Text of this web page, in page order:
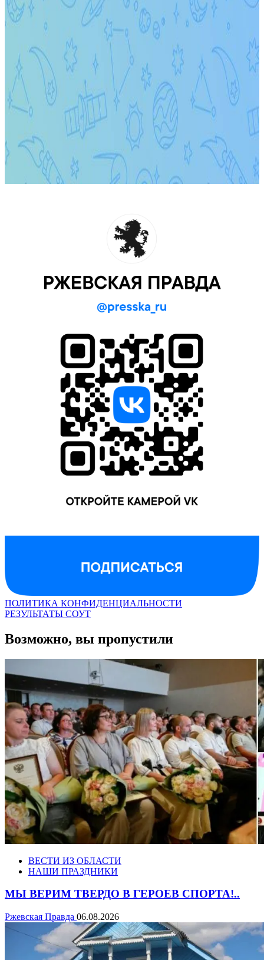
ПОЛИТИКА КОНФИДЕНЦИАЛЬНОСТИ
РЕЗУЛЬТАТЫ СОУТ
Возможно, вы пропустили
ВЕСТИ ИЗ ОБЛАСТИ
НАШИ ПРАЗДНИКИ
МЫ ВЕРИМ ТВЕРДО В ГЕРОЕВ СПОРТА!..
Ржевская Правда 06.08.2026